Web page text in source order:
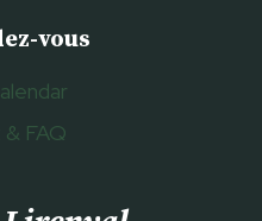
vous
FAQ